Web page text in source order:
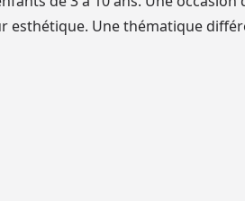
Une thématique